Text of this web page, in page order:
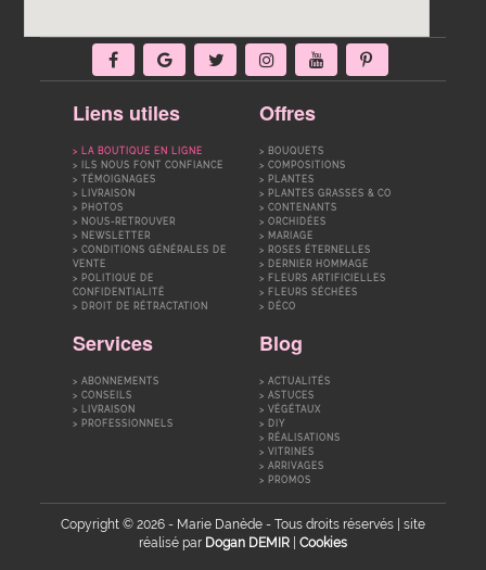
Liens utiles
LA BOUTIQUE EN LIGNE
ILS NOUS FONT CONFIANCE
TÉMOIGNAGES
LIVRAISON
PHOTOS
NOUS-RETROUVER
NEWSLETTER
CONDITIONS GÉNÉRALES DE
VENTE
POLITIQUE DE
CONFIDENTIALITÉ
DROIT DE RÉTRACTATION
Offres
BOUQUETS
COMPOSITIONS
PLANTES
PLANTES GRASSES & CO
CONTENANTS
ORCHIDÉES
MARIAGE
ROSES ÉTERNELLES
DERNIER HOMMAGE
FLEURS ARTIFICIELLES
FLEURS SÉCHÉES
DÉCO
Services
ABONNEMENTS
CONSEILS
LIVRAISON
PROFESSIONNELS
Blog
ACTUALITÉS
ASTUCES
VÉGÉTAUX
DIY
RÉALISATIONS
VITRINES
ARRIVAGES
PROMOS
Copyright © 2026 - Marie Danède - Tous droits réservés | site
réalisé par Dogan DEMIR Cookies